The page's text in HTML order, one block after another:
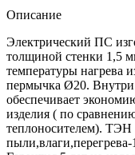
Описание
Электрический ПС
толщиной стенки 1,5
температуры нагрева
пермычка Ø20.
обеспечивает
изделия ( по
теплоносителем). ТЭН